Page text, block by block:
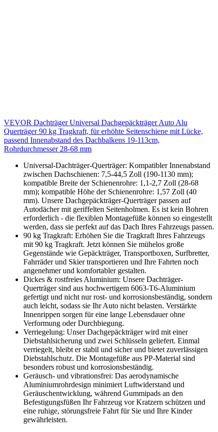
VEVOR Dachträger Universal Dachgepäckträger Auto Alu
Querträger 90 kg Tragkraft, für erhöhte Seitenschiene mit Lücke,
passend Innenabstand des Dachbalkens 19-113cm,
Rohrdurchmesser 28-68 mm
Universal-Dachträger-Querträger: Kompatibler Innenabstand
zwischen Dachschienen: 7,5-44,5 Zoll (190-1130 mm);
kompatible Breite der Schienenrohre: 1,1-2,7 Zoll (28-68
mm); kompatible Höhe der Schienenrohre: 1,57 Zoll (40
mm). Unsere Dachgepäckträger-Querträger passen auf
Autodächer mit geriffelten Seitenholmen. Es ist kein Bohren
erforderlich - die flexiblen Montagefüße können so eingestellt
werden, dass sie perfekt auf das Dach Ihres Fahrzeugs passen.
90 kg Tragkraft: Erhöhen Sie die Tragkraft Ihres Fahrzeugs
mit 90 kg Tragkraft. Jetzt können Sie mühelos große
Gegenstände wie Gepäckträger, Transportboxen, Surfbretter,
Fahrräder und Skier transportieren und Ihre Fahrten noch
angenehmer und komfortabler gestalten.
Dickes & rostfreies Aluminium: Unsere Dachträger-
Querträger sind aus hochwertigem 6063-T6-Aluminium
gefertigt und nicht nur rost- und korrosionsbeständig, sondern
auch leicht, sodass sie Ihr Auto nicht belasten. Verstärkte
Innenrippen sorgen für eine lange Lebensdauer ohne
Verformung oder Durchbiegung.
Verriegelung: Unser Dachgepäckträger wird mit einer
Diebstahlsicherung und zwei Schlüsseln geliefert. Einmal
verriegelt, bleibt er stabil und sicher und bietet zuverlässigen
Diebstahlschutz. Die Montagefüße aus PP-Material sind
besonders robust und korrosionsbeständig.
Geräusch- und vibrationsfrei: Das aerodynamische
Aluminiumrohrdesign minimiert Luftwiderstand und
Geräuschentwicklung, während Gummipads an den
Befestigungsfüßen Ihr Fahrzeug vor Kratzern schützen und
eine ruhige, störungsfreie Fahrt für Sie und Ihre Kinder
gewährleisten.